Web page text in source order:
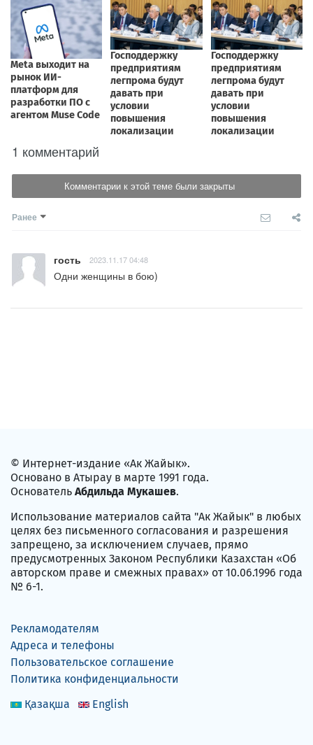
1 комментарий
Комментарии к этой теме были закрыты
Ранее
гость 2023.11.17 04:48
Одни женщины в бою)
© Интернет-издание «Ак Жайык».
Основано в Атырау в марте 1991 года.
Основатель Абдильда Мукашев.
Использование материалов сайта "Ак Жайык" в любых
целях без письменного согласования и разрешения
запрещено, за исключением случаев, прямо
предусмотренных Законом Республики Казахстан «Об
авторском праве и смежных правах» от 10.06.1996 года
№ 6-1.
Рекламодателям
Адреса и телефоны
Пользовательское соглашение
Политика конфиденциальности
Қазақша
English